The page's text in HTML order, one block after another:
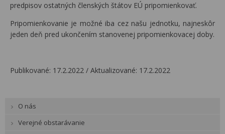
predpisov ostatných členských štátov EÚ pripomienkovať.
Pripomienkovanie je možné iba cez našu jednotku, najneskôr
jeden deň pred ukončením stanovenej pripomienkovacej doby.
Publikované: 17.2.2022 / Aktualizované: 17.2.2022
O nás
Verejné obstarávanie